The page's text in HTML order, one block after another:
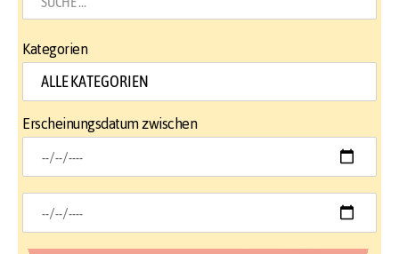
Kategorien
Erscheinungsdatum zwischen